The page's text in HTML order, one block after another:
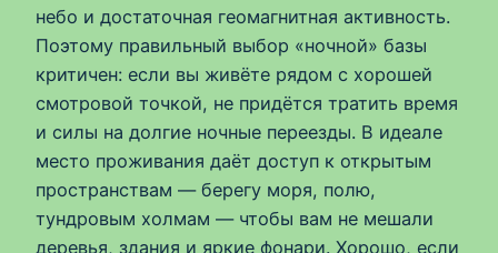
небо и достаточная геомагнитная активность.
Поэтому правильный выбор «ночной» базы
критичен: если вы живёте рядом с хорошей
смотровой точкой, не придётся тратить время
и силы на долгие ночные переезды. В идеале
место проживания даёт доступ к открытым
пространствам — берегу моря, полю,
тундровым холмам — чтобы вам не мешали
деревья, здания и яркие фонари. Хорошо, если